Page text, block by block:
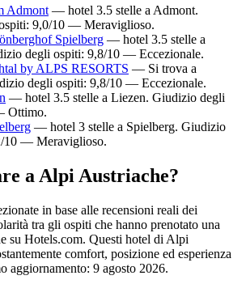
Admont — hotel 3.5 stelle a Admont.
9,0/10 — Meraviglioso.
Spielberg — hotel 3.5 stelle a
degli ospiti: 9,8/10 — Eccezionale.
by ALPS RESORTS — Si trova a
degli ospiti: 9,8/10 — Eccezionale.
— hotel 3.5 stelle a Liezen. Giudizio degli
Ottimo.
— hotel 3 stelle a Spielberg. Giudizio
10 — Meraviglioso.
a Alpi Austriache?
in base alle recensioni reali dei
tra gli ospiti che hanno prenotato una
su Hotels.com. Questi hotel di Alpi
comfort, posizione ed esperienza
aggiornamento: 9 agosto 2026.